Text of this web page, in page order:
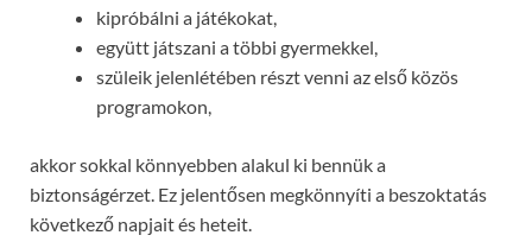
kipróbálni a játékokat,
együtt játszani a többi gyermekkel,
szüleik jelenlétében részt venni az első közös
programokon,
akkor sokkal könnyebben alakul ki bennük a
biztonságérzet. Ez jelentősen megkönnyíti a beszoktatás
következő napjait és heteit.